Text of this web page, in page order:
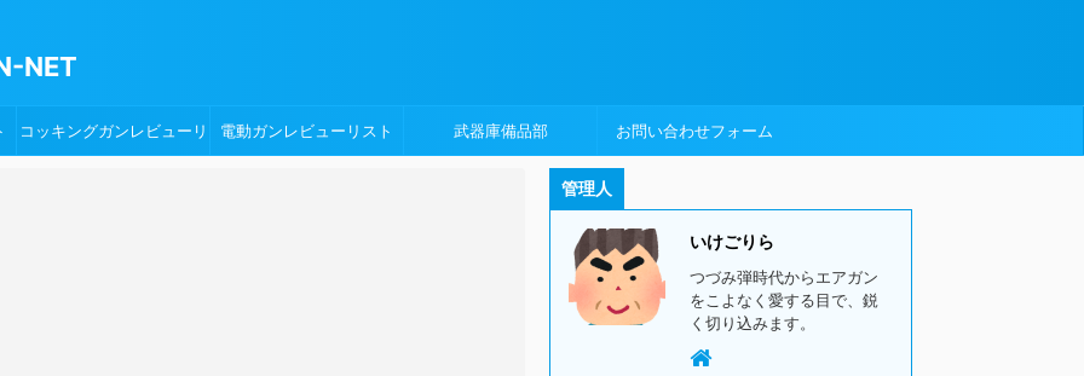
NET
コッキングガンレビューリ 電動ガンレビューリスト 武器庫備品部 お問い合わせフォーム
管理人
いけごりら
つづみ弾時代からエアガン
をこよなく愛する目で、鋭
く切り込みます。